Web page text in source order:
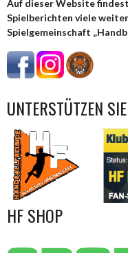
Auf dieser Website
Spielberichten viele
Spielgemeinschaft
UNTERSTÜTZEN
HF SHOP